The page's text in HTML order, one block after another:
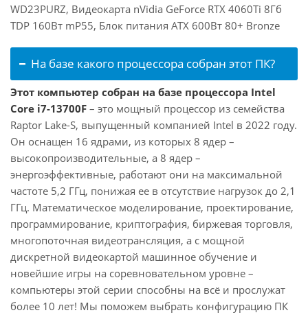
WD23PURZ, Видеокарта nVidia GeForce RTX 4060Ti 8Гб
TDP 160Вт mP55, Блок питания ATX 600Вт 80+ Bronze
На базе какого процессора собран этот ПК?
Этот компьютер собран на базе процессора Intel
Core i7-13700F – это мощный процессор из семейства
Raptor Lake-S, выпущенный компанией Intel в 2022 году.
Он оснащен 16 ядрами, из которых 8 ядер –
высокопроизводительные, а 8 ядер –
энергоэффективные, работают они на максимальной
частоте 5,2 ГГц, понижая ее в отсутствие нагрузок до 2,1
ГГц. Математическое моделирование, проектирование,
программирование, криптография, биржевая торговля,
многопоточная видеотрансляция, а с мощной
дискретной видеокартой машинное обучение и
новейшие игры на соревновательном уровне –
компьютеры этой серии способны на всё и прослужат
более 10 лет! Мы поможем выбрать конфигурацию ПК